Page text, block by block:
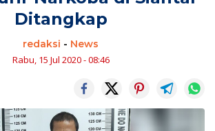
Ditangkap
redaksi - News
Rabu, 15 Jul 2020 - 08:46